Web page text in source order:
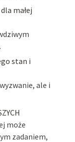
małej
stan i
ale i
może
zadaniem,